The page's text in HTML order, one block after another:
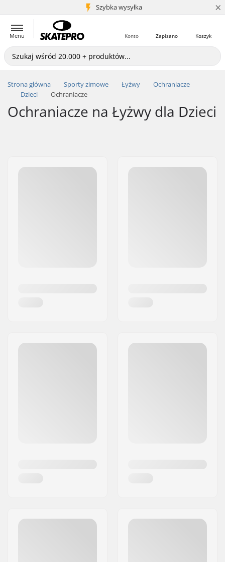
Szybka wysyłka
5+ mln klientów ×
Menu Koszyk
Zapisano
Konto
Strona główna Sporty zimowe Łyżwy
Ochraniacze
Dzieci
Ochraniacze
Ochraniacze na Łyżwy dla Dzieci